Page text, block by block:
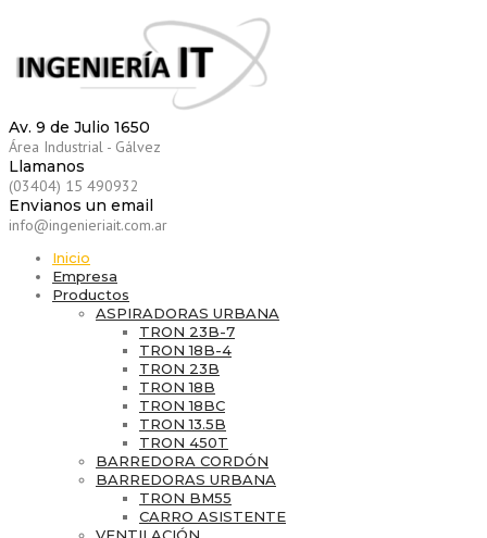
Av. 9 de Julio 1650
Área Industrial - Gálvez
Llamanos
(03404) 15 490932
Envianos un email
info@ingenieriait.com.ar
Inicio
Empresa
Productos
ASPIRADORAS URBANA
TRON 23B-7
TRON 18B-4
TRON 23B
TRON 18B
TRON 18BC
TRON 13.5B
TRON 450T
BARREDORA CORDÓN
BARREDORAS URBANA
TRON BM55
CARRO ASISTENTE